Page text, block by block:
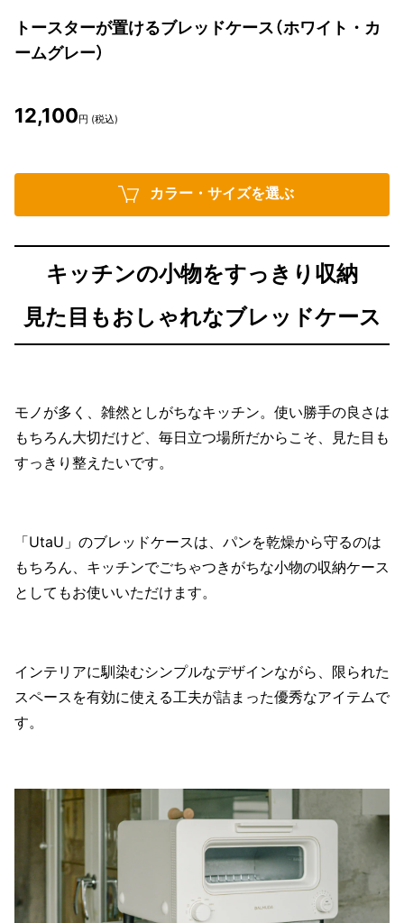
トースターが置けるブレッドケース（ホワイト・カ
ームグレー）
12,100円 (税込)
カラー・サイズを選ぶ
キッチンの小物をすっきり収納
見た目もおしゃれなブレッドケース
モノが多く、雑然としがちなキッチン。使い勝手の良さは
もちろん大切だけど、毎日立つ場所だからこそ、見た目も
すっきり整えたいです。
「UtaU」のブレッドケースは、パンを乾燥から守るのは
もちろん、キッチンでごちゃつきがちな小物の収納ケース
としてもお使いいただけます。
インテリアに馴染むシンプルなデザインながら、限られた
スペースを有効に使える工夫が詰まった優秀なアイテムで
す。